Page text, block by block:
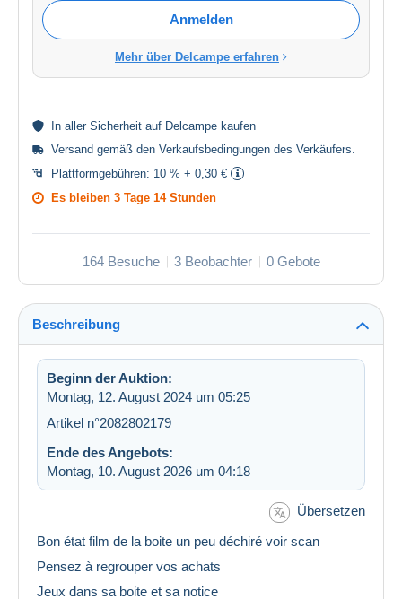
Anmelden
Mehr über Delcampe erfahren
In aller Sicherheit auf Delcampe kaufen
Versand gemäß den Verkaufsbedingungen des Verkäufers.
Plattformgebühren: 10 % + 0,30 €
Es bleiben 3 Tage 14 Stunden
164 Besuche 3 Beobachter 0 Gebote
Beschreibung
Beginn der Auktion:
Montag, 12. August 2024 um 05:25
Artikel n°2082802179
Ende des Angebots:
Montag, 10. August 2026 um 04:18
Übersetzen
Bon état film de la boite un peu déchiré voir scan
Pensez à regrouper vos achats
Jeux dans sa boite et sa notice